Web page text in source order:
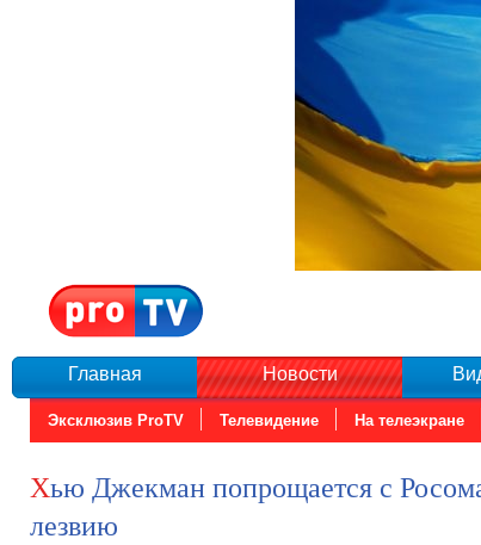
Главная Новости
Эксклюзив ProTV Телевидение На телеэкране
Хью Джекман попрощается с Росомахой, пробежав по
лезвию